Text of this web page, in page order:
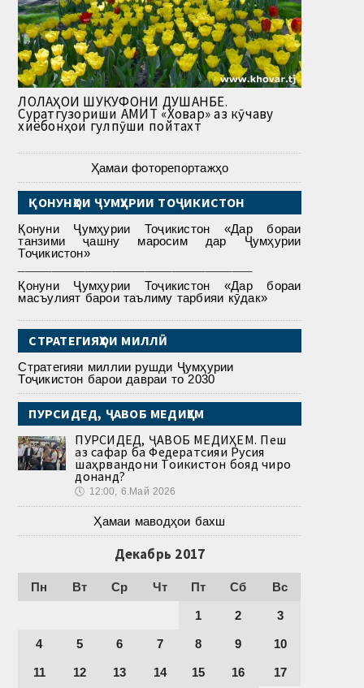
ЛОЛАҲОИ ШУКУФОНИ ДУШАНБЕ.
Суратгузориши АМИТ «Ховар» аз кӯчаву
хиёбонҳои гулпӯши пойтахт
Ҳамаи фоторепортажҳо
ҚОНУНҲОИ ҶУМҲУРИИ ТОҶИКИСТОН
Қонуни Ҷумҳурии Тоҷикистон «Дар бораи
танзими ҷашну маросим дар Ҷумҳурии
Тоҷикистон»
Қонуни Ҷумҳурии Тоҷикистон «Дар бораи
масъулият барои таълиму тарбияи кӯдак»
СТРАТЕГИЯҲОИ МИЛЛӢ
Стратегияи миллии рушди Ҷумҳурии
Тоҷикистон барои давраи то 2030
ПУРСИДЕД, ҶАВОБ МЕДИҲЕМ
ПУРСИДЕД, ҶАВОБ МЕДИҲЕМ. Пеш
аз сафар ба Федератсияи Русия
шаҳрвандони Тоҷикистон бояд чиро
донанд?
🕔 12:00, 6.Май 2026
Ҳамаи маводҳои бахш
Декабрь 2017
Пн Вт Ср Чт Пт Сб Вс
1 2 3
4 5 6 7 8 9 10
11 12 13 14 15 16 17